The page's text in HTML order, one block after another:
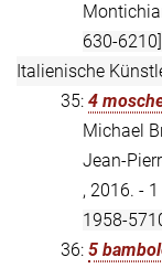
630-6210]
Italienische
35: 4
Michael
Jean-
, 2016. -
1958-
36: 5